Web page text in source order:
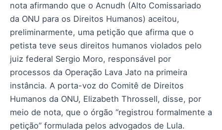
nota afirmando que o Acnudh (Alto Comissariado
da ONU para os Direitos Humanos) aceitou,
preliminarmente, uma petição que afirma que o
petista teve seus direitos humanos violados pelo
juiz federal Sergio Moro, responsável por
processos da Operação Lava Jato na primeira
instância. A porta-voz do Comitê de Direitos
Humanos da ONU, Elizabeth Throssell, disse, por
meio de nota, que o órgão “registrou formalmente a
petição” formulada pelos advogados de Lula.